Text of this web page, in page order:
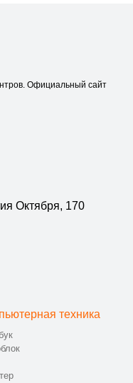
Официальный сайт
Октября, 170
техника